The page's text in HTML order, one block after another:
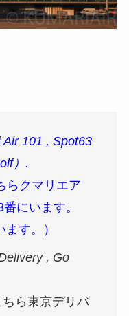
Air 101 , Spot63
）.
らクマリエア
にいます。
す。）
, Go
ちら東京デリバ